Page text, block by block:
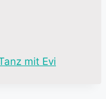
mit Evi